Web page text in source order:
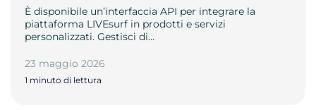
È disponibile un’interfaccia API per integrare la
piattaforma LIVEsurf in prodotti e servizi
personalizzati. Gestisci di…
23 maggio 2026
1 minuto di lettura